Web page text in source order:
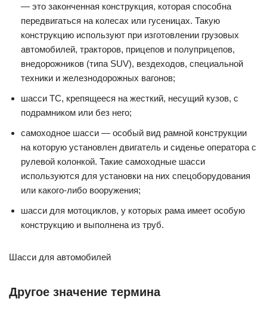
— это законченная конструкция, которая способна
передвигаться на колесах или гусеницах. Такую
конструкцию используют при изготовлении грузовых
автомобилей, тракторов, прицепов и полуприцепов,
внедорожников (типа SUV), вездеходов, специальной
техники и железнодорожных вагонов;
шасси ТС, крепящееся на жесткий, несущий кузов, с
подрамником или без него;
самоходное шасси — особый вид рамной конструкции
на которую установлен двигатель и сиденье оператора с
рулевой колонкой. Такие самоходные шасси
используются для установки на них спецоборудования
или какого-либо вооружения;
шасси для мотоциклов, у которых рама имеет особую
конструкцию и выполнена из труб.
Шасси для автомобилей
Другое значение термина